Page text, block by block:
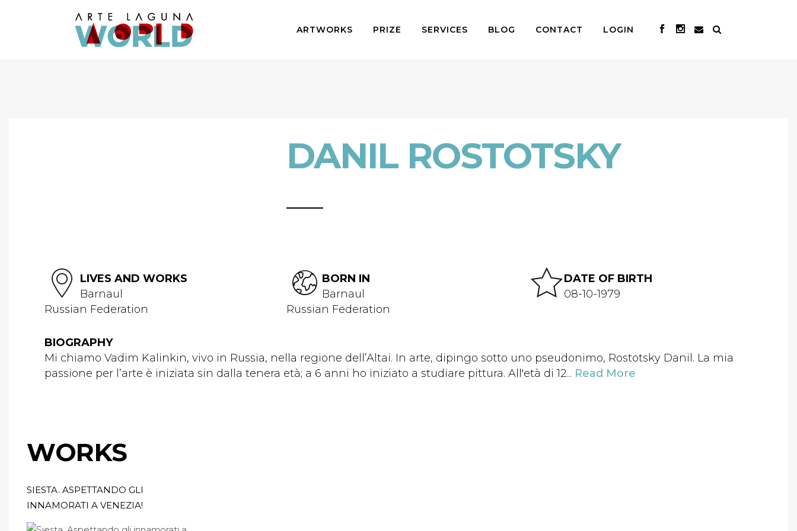
ARTWORKS PRIZE SERVICES BLOG CONTACT LOGIN
DANIL ROSTOTSKY
LIVES AND WORKS
Barnaul
Russian Federation
BORN IN
Barnaul
Russian Federation
DATE OF BIRTH
08-10-1979
BIOGRAPHY
Mi chiamo Vadim Kalinkin, vivo in Russia, nella regione dell’Altai. In arte, dipingo sotto uno pseudonimo, Rostotsky Danil. La mia
passione per l’arte è iniziata sin dalla tenera età; a 6 anni ho iniziato a studiare pittura. All'età di 12... Read More
WORKS
SIESTA. ASPETTANDO GLI
INNAMORATI A VENEZIA!